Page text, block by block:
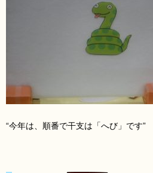
“今年は、順番で干支は「へび」です”